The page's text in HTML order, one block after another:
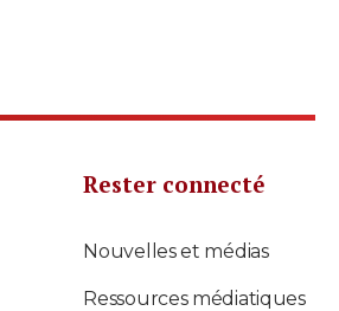
Rester connecté
Nouvelles et médias
Ressources médiatiques